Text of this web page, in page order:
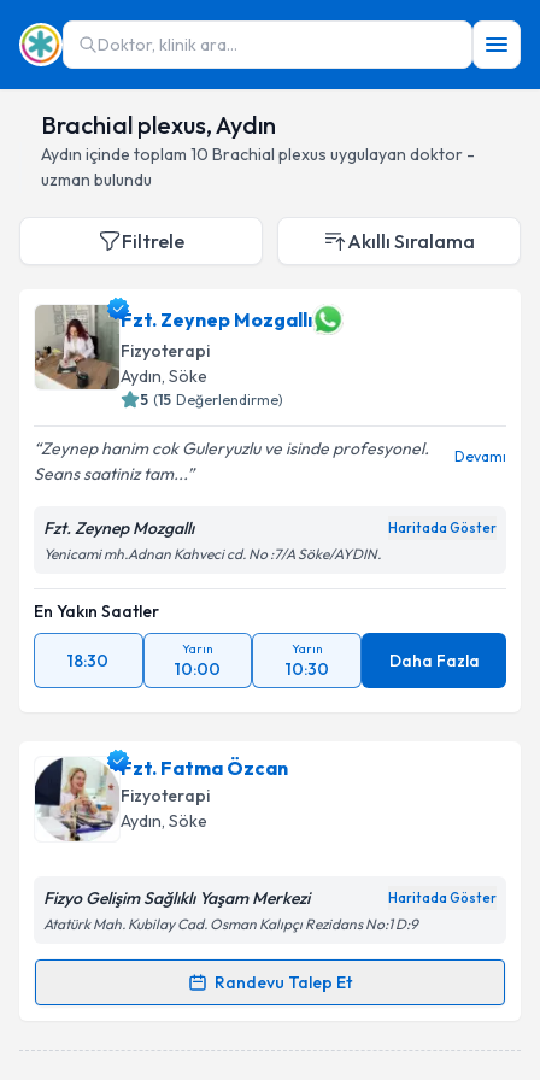
Doktor, klinik ara...
Brachial plexus, Aydın
Aydın içinde toplam 10 Brachial plexus uygulayan doktor -
uzman bulundu
Filtrele Akıllı Sıralama
Fzt. Zeynep Mozgallı
Fizyoterapi
Aydın, Söke
5 (15 Değerlendirme)
Zeynep hanim cok Guleryuzlu ve isinde profesyonel.
Seans saatiniz tam...
Devamı
Fzt. Zeynep Mozgallı Haritada Göster
Yenicami mh.Adnan Kahveci cd. No :7/A Söke/AYDIN.
En Yakın Saatler
18:30
Yarın
10:00
Yarın
10:30 Daha Fazla
Fzt. Fatma Özcan
Fizyoterapi
Aydın, Söke
Fizyo Gelişim Sağlıklı Yaşam Merkezi Haritada Göster
Atatürk Mah. Kubilay Cad. Osman Kalıpçı Rezidans No:1 D:9
Randevu Talep Et
Randevu Takvimi Talebi